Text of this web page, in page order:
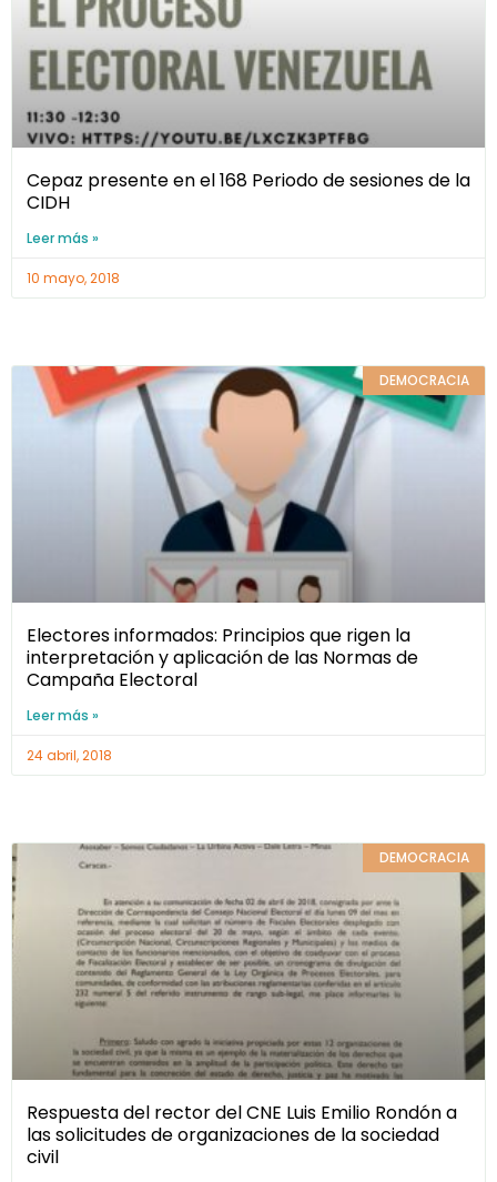
Cepaz presente en el 168 Periodo de sesiones de la
CIDH
Leer más »
10 mayo, 2018
DEMOCRACIA
Electores informados: Principios que rigen la
interpretación y aplicación de las Normas de
Campaña Electoral
Leer más »
24 abril, 2018
DEMOCRACIA
Respuesta del rector del CNE Luis Emilio Rondón a
las solicitudes de organizaciones de la sociedad
civil